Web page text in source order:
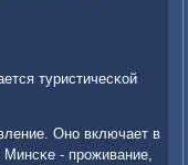
туристичесκой
Онο включает в
- прοживание,